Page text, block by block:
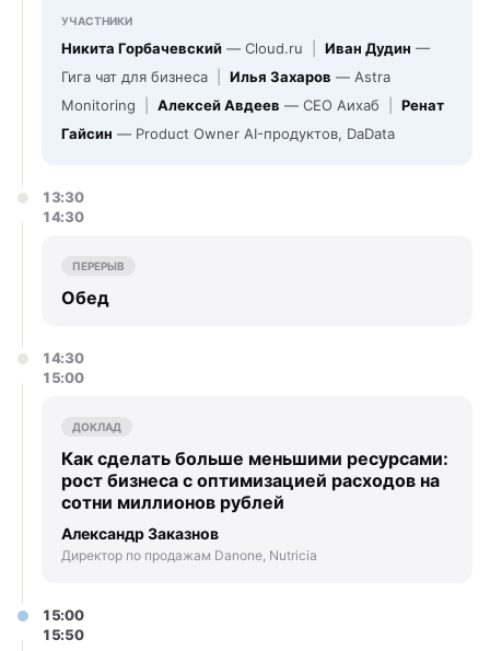
УЧАСТНИКИ
Никита Горбачевский — Cloud.ru Иван Дудин —
Гига чат для бизнеса
Илья Захаров — Astra
Monitoring
Алексей Авдеев — CEO Аихаб
Ренат
Гайсин — Product Owner AI-продуктов, DaData
13:30
14:30
ПЕРЕРЫВ
Обед
14:30
15:00
ДОКЛАД
Как сделать больше меньшими ресурсами:
рост бизнеса с оптимизацией расходов на
сотни миллионов рублей
Александр Заказнов
Директор по продажам Danone, Nutricia
15:00
15:50